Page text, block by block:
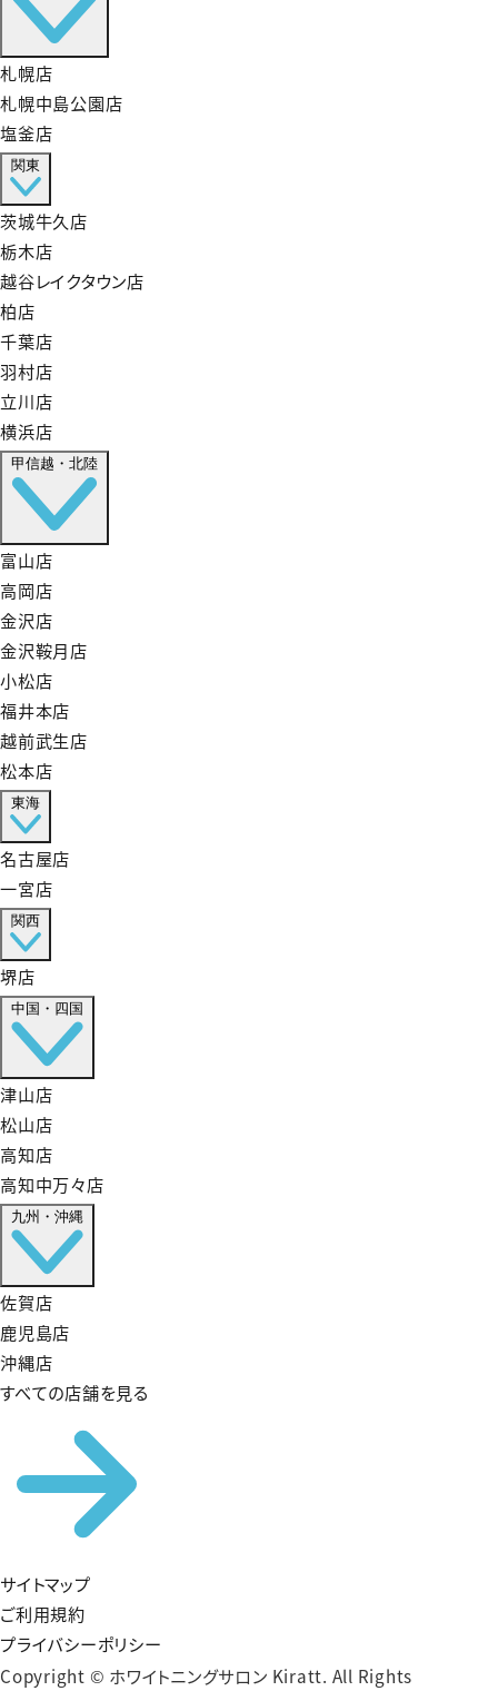
札幌店
札幌中島公園店
塩釜店
関東
茨城牛久店
栃木店
越谷レイクタウン店
柏店
千葉店
羽村店
立川店
横浜店
甲信越・北陸
富山店
高岡店
金沢店
金沢鞍月店
小松店
福井本店
越前武生店
松本店
東海
名古屋店
一宮店
関西
堺店
中国・四国
津山店
松山店
高知店
高知中万々店
九州・沖縄
佐賀店
鹿児島店
沖縄店
すべての店舗を見る
サイトマップ
ご利用規約
プライバシーポリシー
Copyright © ホワイトニングサロン Kiratt. All Rights